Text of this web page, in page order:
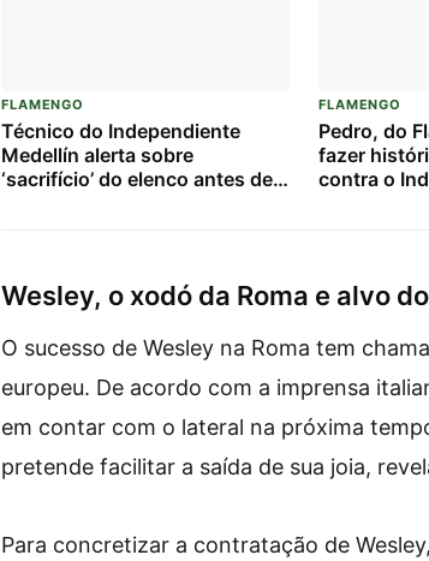
FLAMENGO
Técnico do Independiente
Medellín alerta sobre
‘sacrifício’ do elenco antes de
FLAMENGO
Pedro, do
fazer
contra o
Wesley, o xodó da Roma e alvo
O sucesso de Wesley na Roma tem
europeu. De acordo com a imprensa
em contar com o lateral na próxima
pretende facilitar a saída de sua joia,
Para concretizar a contratação de